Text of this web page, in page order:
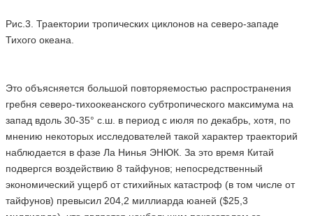
Рис.3. Траектории тропических циклонов на северо-западе
Тихого океана.
Это объясняется большой повторяемостью распространения
гребня северо-тихоокеанского субтропического максимума на
запад вдоль 30-35° с.ш. в период с июля по декабрь, хотя, по
мнению некоторых исследователей такой характер траекторий
наблюдается в фазе Ла Нинья ЭНЮК. За это время Китай
подвергся воздействию 8 тайфунов; непосредственный
экономический ущерб от стихийных катастроф (в том числе от
тайфунов) превысил 204,2 миллиарда юаней ($25,3